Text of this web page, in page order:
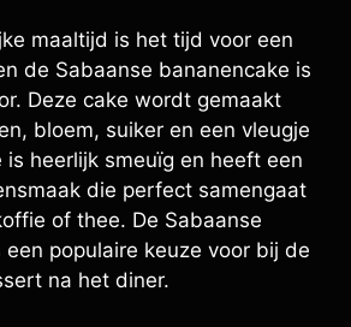
maaltijd is het tijd voor een
de Sabaanse bananencake is
Deze cake wordt gemaakt
bloem, suiker en een vleugje
is heerlijk smeuïg en heeft een
die perfect samengaat
of thee. De Sabaanse
een populaire keuze voor bij de
na het diner.